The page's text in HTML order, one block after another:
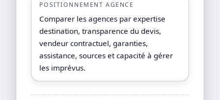
POSITIONNEMENT AGENCE
Comparer les agences par expertise
destination, transparence du devis,
vendeur contractuel, garanties,
assistance, sources et capacité à gérer
les imprévus.